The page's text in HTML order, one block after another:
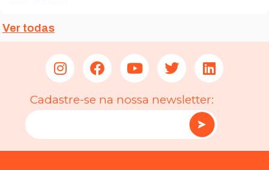
Ver todas
Cadastre-se na nossa newsletter: